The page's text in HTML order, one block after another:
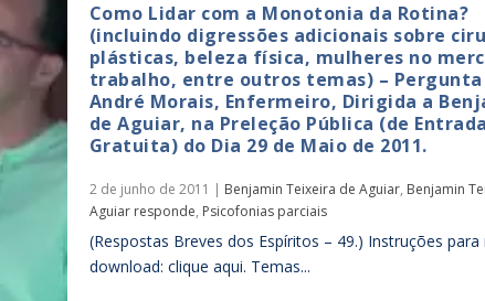
Como Lidar com a Monotonia da Rotina?
(incluindo digressões adicionais sobre
plásticas, beleza física, mulheres no
trabalho, entre outros temas) – Pergunta
André Morais, Enfermeiro, Dirigida a
de Aguiar, na Preleção Pública (de Entrada
Gratuita) do Dia 29 de Maio de 2011.
2 de junho de 2011 | Benjamin Teixeira de Aguiar, Benjamin
Aguiar responde, Psicofonias parciais
(Respostas Breves dos Espíritos – 49.) Instruções para
download: clique aqui. Temas...